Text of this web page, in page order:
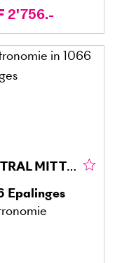
2'756.-
ZENTRAL MIT TERRASSE UND BAR
Epalinges